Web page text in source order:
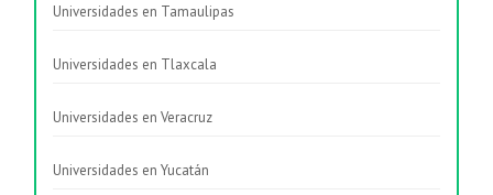
Universidades en Tamaulipas
Universidades en Tlaxcala
Universidades en Veracruz
Universidades en Yucatán